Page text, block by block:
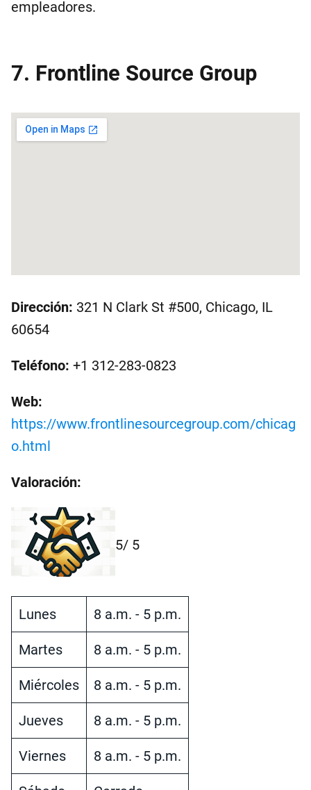
empleadores.
7. Frontline Source Group
Dirección: 321 N Clark St #500, Chicago, IL
60654
Teléfono: +1 312-283-0823
Web:
https://www.frontlinesourcegroup.com/chicag
o.html
Valoración:
5/ 5
Lunes 8 a.m. - 5 p.m.
Martes 8 a.m. - 5 p.m.
Miércoles 8 a.m. - 5 p.m.
Jueves 8 a.m. - 5 p.m.
Viernes 8 a.m. - 5 p.m.